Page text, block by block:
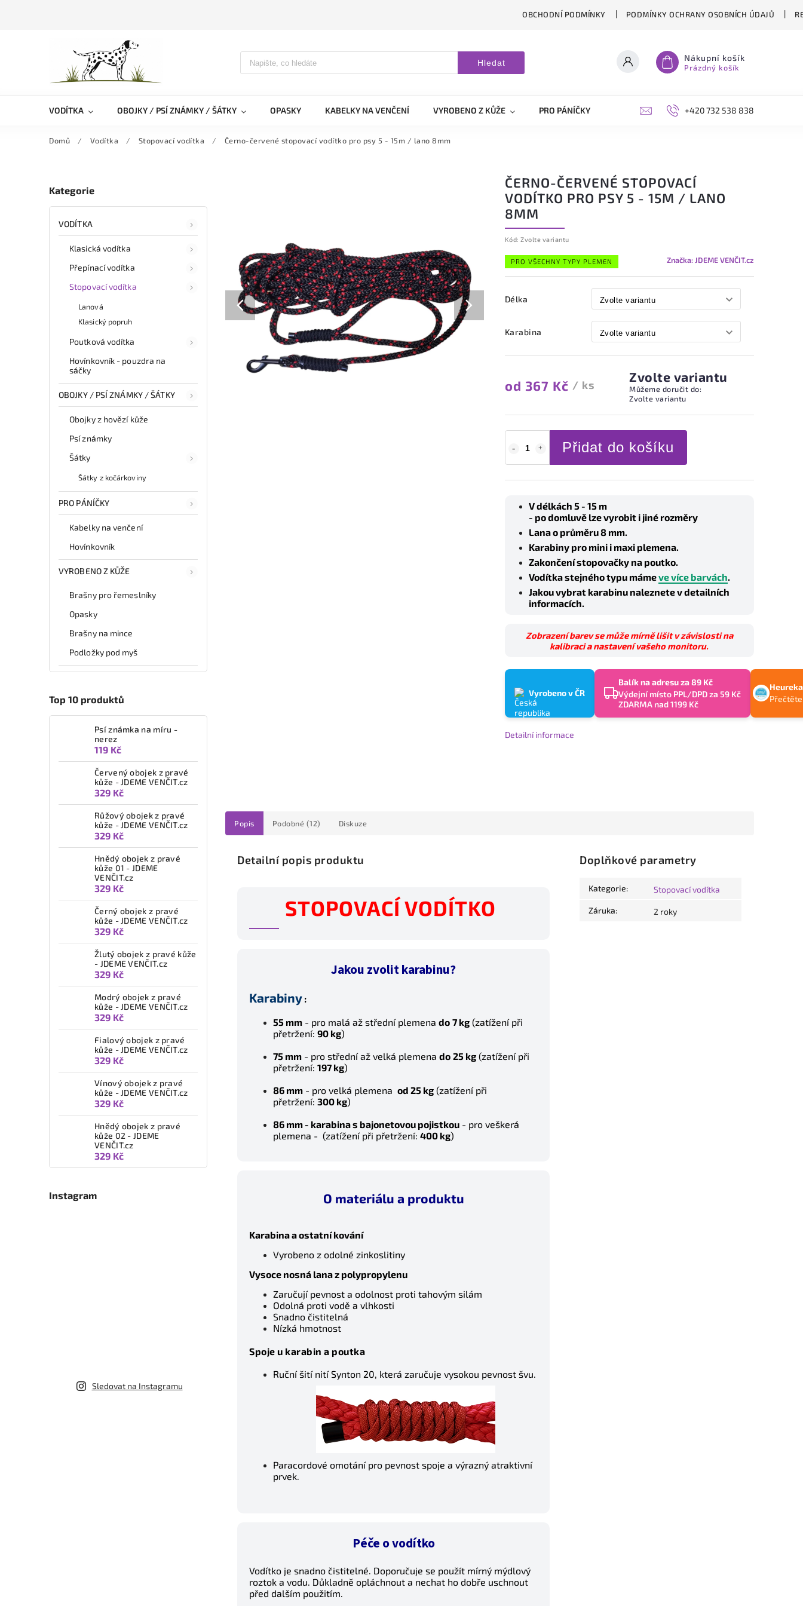
OBCHODNÍ PODMÍNKY PODMÍNKY OCHRANY OSOBNÍCH ÚDAJŮ
Hledat Nákupní košík
Prázdný košík
VODÍTKA OBOJKY / PSÍ ZNÁMKY / ŠÁTKY OPASKY KABELKY NA VENČENÍ VYROBENO Z KŮŽE PRO PÁNÍČKY OPLÁŠTĚNÍ PERGOL NA MÍRU
+420 732 538 838
Domů / Vodítka / Stopovací vodítka / Černo-červené stopovací vodítko pro psy 5 - 15m / lano 8mm
Kategorie
VODÍTKA
Klasická vodítka
Přepínací vodítka
Stopovací vodítka
Lanová
Klasický popruh
Poutková vodítka
Hovínkovník - pouzdra na
sáčky
OBOJKY / PSÍ ZNÁMKY / ŠÁTKY
Obojky z hovězí kůže
Psí známky
Šátky
Šátky z kočárkoviny
PRO PÁNÍČKY
Kabelky na venčení
Hovínkovník
VYROBENO Z KŮŽE
Brašny pro řemeslníky
Opasky
Brašny na mince
Podložky pod myš
Top 10 produktů
Psí známka na míru -
nerez
119 Kč
Červený obojek z pravé
kůže - JDEME VENČIT.cz
329 Kč
Růžový obojek z pravé
kůže - JDEME VENČIT.cz
329 Kč
Hnědý obojek z pravé
kůže 01 - JDEME
VENČIT.cz
329 Kč
Černý obojek z pravé
kůže - JDEME VENČIT.cz
329 Kč
Žlutý obojek z pravé kůže
- JDEME VENČIT.cz
329 Kč
Modrý obojek z pravé
kůže - JDEME VENČIT.cz
329 Kč
Fialový obojek z pravé
kůže - JDEME VENČIT.cz
329 Kč
Vínový obojek z pravé
kůže - JDEME VENČIT.cz
329 Kč
Hnědý obojek z pravé
kůže 02 - JDEME
VENČIT.cz
329 Kč
Instagram
Sledovat na Instagramu
ČERNO-ČERVENÉ STOPOVACÍ
VODÍTKO PRO PSY 5 - 15M / LANO
8MM
Kód: Zvolte variantu
PRO VŠECHNY TYPY PLEMEN Značka: JDEME VENČIT.cz
Délka
Karabina
od 367 Kč / ks
Zvolte variantu
Můžeme doručit do:
Zvolte variantu
Přidat do košíku
V délkách 5 - 15 m
- po domluvě lze vyrobit i jiné rozměry
Lana o průměru 8 mm.
Karabiny pro mini i maxi plemena.
Zakončení stopovačky na poutko.
Vodítka stejného typu mámeve více barvách.
Jakou vybrat karabinu naleznete v detailních
informacích.
Zobrazení barev se může mírně lišit v závislosti na
kalibraci a nastavení vašeho monitoru.
Vyrobeno v ČR
Balík na adresu za 89 Kč
Výdejní místo PPL/DPD za 59 Kč
ZDARMA nad 1199 Kč
Detailní informace
Popis Podobné (12) Diskuze
Detailní popis produktu
STOPOVACÍ VODÍTKO
Jakou zvolit karabinu?
Karabiny:
55 mm - pro malá až střední plemena do 7 kg (zatížení při
přetržení: 90 kg)
75 mm - pro střední až velká plemena do 25 kg (zatížení při
přetržení: 197 kg)
86 mm - pro velká plemena od 25 kg (zatížení při
přetržení: 300 kg)
86 mm - karabina s bajonetovou pojistkou - pro veškerá
plemena - (zatížení při přetržení: 400 kg)
O materiálu a produktu
Karabina a ostatní kování
Vyrobeno z odolné zinkoslitiny
Vysoce nosná lana z polypropylenu
Zaručují pevnost a odolnost proti tahovým silám
Odolná proti vodě a vlhkosti
Snadno čistitelná
Nízká hmotnost
Spoje u karabin a poutka
Ruční šití nití Synton 20, která zaručuje vysokou pevnost švu.
Paracordové omotání pro pevnost spoje a výrazný atraktivní
prvek.
Péče o vodítko
Vodítko je snadno čistitelné. Doporučuje se použít mírný mýdlový
roztok a vodu. Důkladně opláchnout a nechat ho dobře uschnout
před dalším použitím.
Doplňkové parametry
Kategorie: Stopovací vodítka
Záruka: 2 roky
Sleva na celý nákup 5%.
LETO5
Zkopírovat kód Zavřít